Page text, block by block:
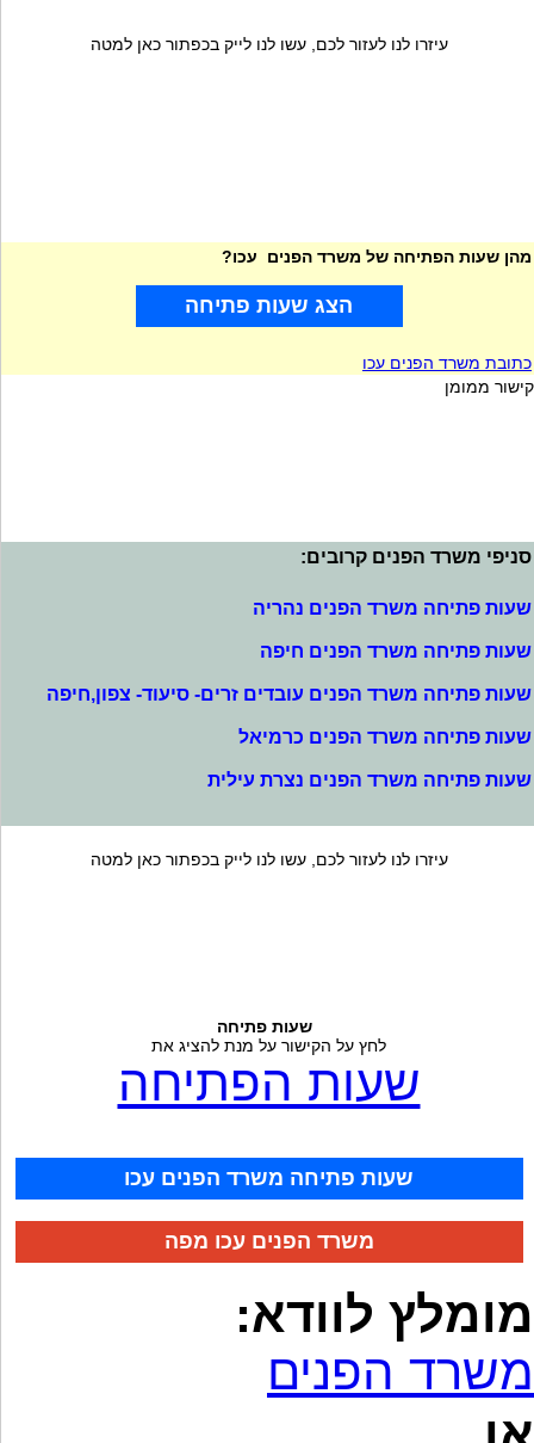
עיזרו לנו לעזור לכם, עשו לנו לייק בכפתור כאן למטה
מהן שעות הפתיחה של משרד הפנים עכו?
הצג שעות פתיחה
כתובת משרד הפנים עכו
קישור ממומן
סניפי משרד הפנים קרובים:
שעות פתיחה משרד הפנים נהריה
שעות פתיחה משרד הפנים חיפה
שעות פתיחה משרד הפנים עובדים זרים- סיעוד- צפון,חיפה
שעות פתיחה משרד הפנים כרמיאל
שעות פתיחה משרד הפנים נצרת עילית
עיזרו לנו לעזור לכם, עשו לנו לייק בכפתור כאן למטה
שעות פתיחה
לחץ על הקישור על מנת להציג את
שעות הפתיחה
שעות פתיחה משרד הפנים עכו
משרד הפנים עכו מפה
מומלץ לוודא:
משרד הפנים